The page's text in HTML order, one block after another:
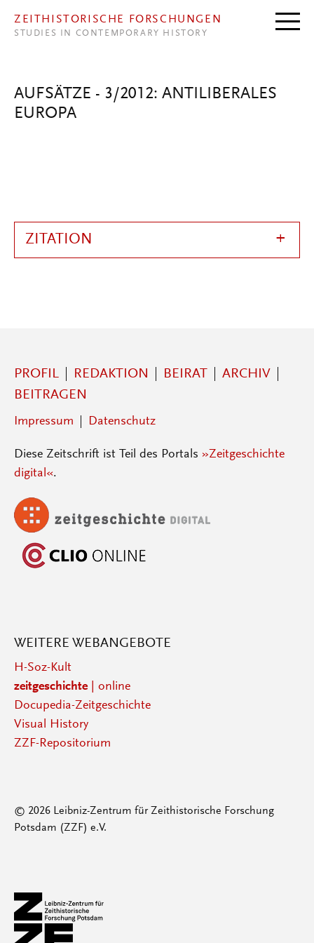
ZEITHISTORISCHE FORSCHUNGEN
STUDIES IN CONTEMPORARY HISTORY
AUFSÄTZE - 3/2012: ANTILIBERALES
EUROPA
ZITATION
PROFIL REDAKTION BEIRAT
ARCHIV
BEITRAGEN
Impressum Datenschutz
Diese Zeitschrift ist Teil des Portals »Zeitgeschichte
digital«.
WEITERE WEBANGEBOTE
H-Soz-Kult
zeitgeschichte| online
Docupedia-Zeitgeschichte
Visual History
ZZF-Repositorium
© 2026 Leibniz-Zentrum für Zeithistorische Forschung
Potsdam (ZZF) e.V.